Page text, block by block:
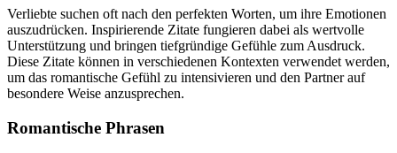
Verliebte suchen oft nach den perfekten Worten, um ihre Emotionen
auszudrücken. Inspirierende Zitate fungieren dabei als wertvolle
Unterstützung und bringen tiefgründige Gefühle zum Ausdruck.
Diese Zitate können in verschiedenen Kontexten verwendet werden,
um das romantische Gefühl zu intensivieren und den Partner auf
besondere Weise anzusprechen.
Romantische Phrasen